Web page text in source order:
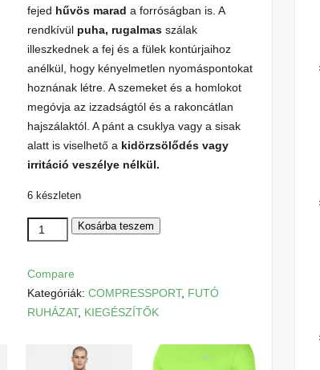
fejed hűvös marad a forróságban is. A
rendkívül puha, rugalmasszálak
illeszkednek a fej és a fülek kontúrjaihoz
anélkül, hogy kényelmetlen nyomáspontokat
hoznának létre. A szemeket és a homlokot
megóvja az izzadságtól és a rakoncátlan
hajszálaktól. A pánt a csuklya vagy a sisak
alatt is viselhető a kidörzsölődés vagy
irritáció veszélye nélkül.
6 készleten
Compressport
THIN
ON/OFF
Kosárba teszem
Compare
Kategóriák: COMPRESSPORT, FUTÓ
RUHÁZAT, KIEGÉSZÍTŐK